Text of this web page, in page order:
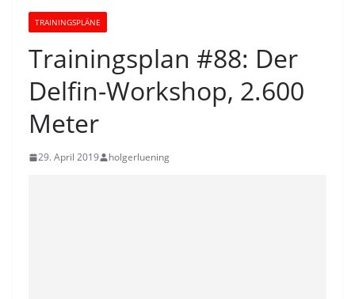
TRAININGSPLÄNE
Trainingsplan #88: Der
Delfin-Workshop, 2.600
Meter
29. April 2019 holgerluening